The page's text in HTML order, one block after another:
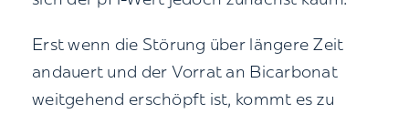
Erst wenn die Störung über längere Zeit
andauert und der Vorrat an Bicarbonat
weitgehend erschöpft ist, kommt es zu